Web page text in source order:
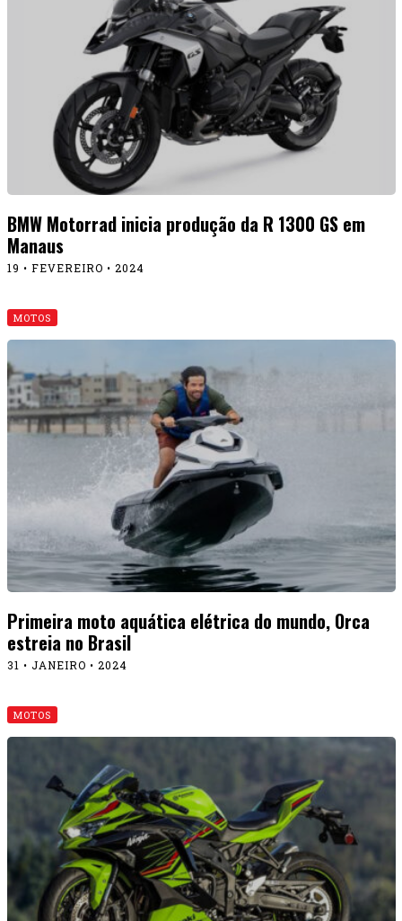
BMW Motorrad inicia produção da R 1300 GS em
Manaus
19 • FEVEREIRO • 2024
MOTOS
Primeira moto aquática elétrica do mundo, Orca
estreia no Brasil
31 • JANEIRO • 2024
MOTOS